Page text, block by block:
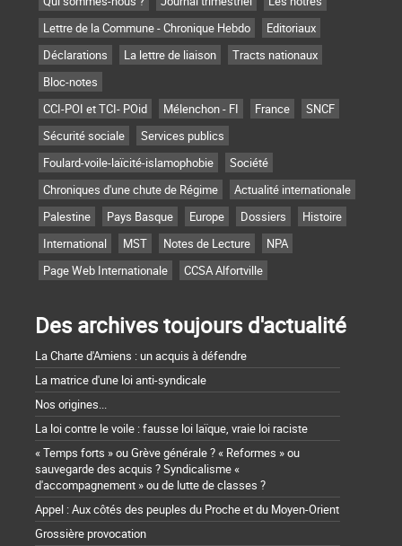
Lettre de la Commune - Chronique Hebdo
Editoriaux
Déclarations
La lettre de liaison
Tracts nationaux
Bloc-notes
CCI-POI et TCI- POid
Mélenchon - FI France
SNCF
Sécurité sociale
Services publics
Foulard-voile-laïcité-islamophobie
Société
Chroniques d'une chute de Régime
Actualité internationale
Palestine
Pays Basque Europe Dossiers
Histoire
International
MST Notes de Lecture
NPA
Page Web Internationale
CCSA Alfortville
Des archives toujours d'actualité
La Charte d'Amiens : un acquis à défendre
La matrice d'une loi anti-syndicale
Nos origines...
La loi contre le voile : fausse loi laïque, vraie loi raciste
« Temps forts » ou Grève générale ? « Reformes » ou
sauvegarde des acquis ? Syndicalisme «
d'accompagnement » ou de lutte de classes ?
Appel : Aux côtés des peuples du Proche et du Moyen-Orient
Grossière provocation